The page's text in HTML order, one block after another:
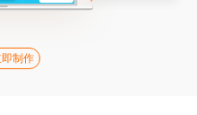
制作